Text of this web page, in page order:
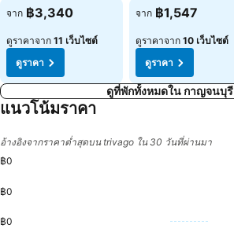
ดูราคา
จาก ฿3,340
ดูราคาจาก 11 เว็บไซต์
ดูราคา
ดูราคา
จาก ฿1,547
ดูราคาจาก 10 เว็บไซต์
ดูราคา
ดูที่พักทั้งหมดใน กาญจนบุรี
แนวโน้มราคา
อ้างอิงจากราคาต่ำสุดบน trivago ใน 30 วันที่ผ่านมา
฿0
฿0
฿0